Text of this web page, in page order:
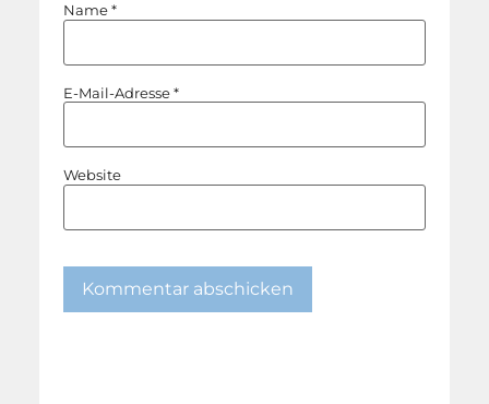
Name*
E-Mail-Adresse*
Website